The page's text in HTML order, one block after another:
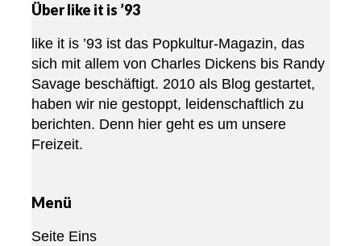
Über like it is ’93
like it is ’93 ist das Popkultur-Magazin, das
sich mit allem von Charles Dickens bis Randy
Savage beschäftigt. 2010 als Blog gestartet,
haben wir nie gestoppt, leidenschaftlich zu
berichten. Denn hier geht es um unsere
Freizeit.
Menü
Seite Eins